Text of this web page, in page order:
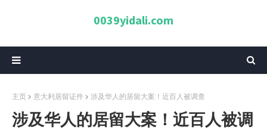
0039yidali.com
主页 意大利居留证件 涉及华人的居留大案！近百人被调查
涉及华人的居留大案！近百人被调